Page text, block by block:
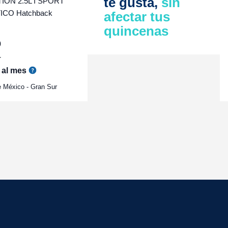
Hatchback
al mes
México - Gran Sur
afectar tus
quincenas